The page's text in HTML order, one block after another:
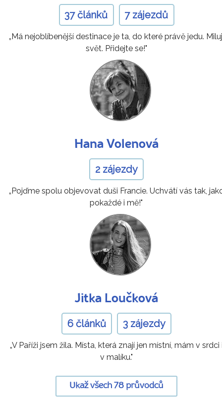
37 článků 7 zájezdů
„Má nejoblíbenější destinace je ta, do které právě jedu.
svět. Přidejte se!"
Hana Volenová
2 zájezdy
„Pojďme spolu objevovat duši Francie. Uchvátí vás tak,
pokaždé i mě!"
Jitka Loučková
6 článků 3 zájezdy
„V Paříži jsem žila. Místa, která znají jen místní, mám v srdci
v malíku."
Ukaž všech 78 průvodců